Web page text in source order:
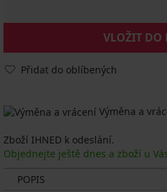
VLOŽIT DO
Přidat do oblíbených
Výměna a
Zboží IHNED k odeslání.
Objednejte ještě dnes a zboží u
POPIS